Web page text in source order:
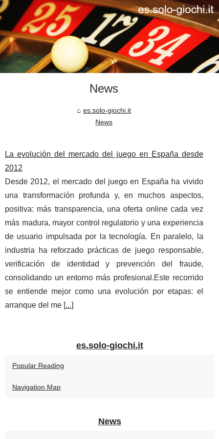
News
es.solo-giochi.it
News
La evolución del mercado del juego en España desde
2012
Desde 2012, el mercado del juego en España ha vivido
una transformación profunda y, en muchos aspectos,
positiva: más transparencia, una oferta online cada vez
más madura, mayor control regulatorio y una experiencia
de usuario impulsada por la tecnología. En paralelo, la
industria ha reforzado prácticas de juego responsable,
verificación de identidad y prevención del fraude,
consolidando un entorno más profesional.Este recorrido
se entiende mejor como una evolución por etapas: el
arranque del me [...]
es.solo-giochi.it
Popular Reading
Navigation Map
News